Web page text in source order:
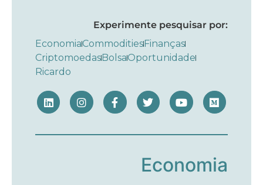
Experimente pesquisar por:
EconomiaCommoditiesFinanças
CriptomoedasBolsaOportunidade
Ricardo
Economia